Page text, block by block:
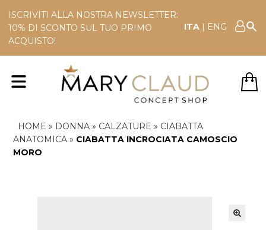
ISCRIVITI ALLA NOSTRA NEWSLETTER:
10% DI SCONTO SUL TUO PRIMO
ACQUISTO!
ITA | ENG
HOME » DONNA» CALZATURE » CIABATTA
ANATOMICA » CIABATTA INCROCIATA CAMOSCIO
MORO